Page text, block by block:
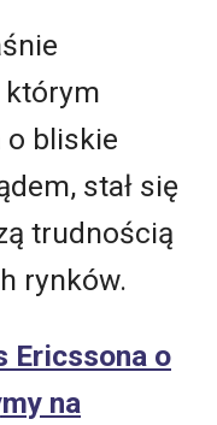
którym
o bliskie
stał się
trudnością
rynków.
Ericssona o
na